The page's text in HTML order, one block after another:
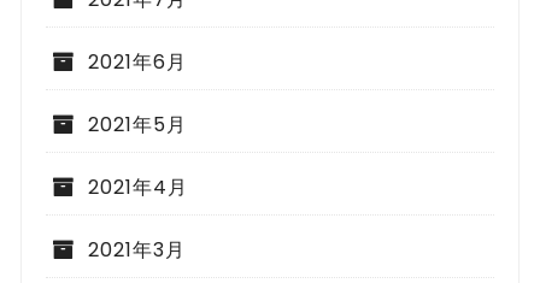
2021年6月
2021年5月
2021年4月
2021年3月